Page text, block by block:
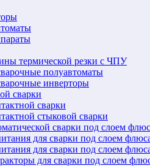
термической резки с ЧПУ
полуавтоматы
инверторы
сварки
сварки
стыковой сварки
сварки под слоем
для сварки под слоем
для сварки под слоем
для сварки под слоем